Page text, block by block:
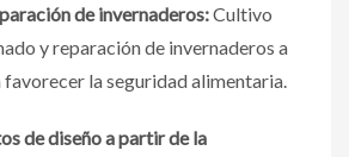
de invernaderos:Cultivo
y reparación de invernaderos a
la seguridad alimentaria.
de diseño a partir de la